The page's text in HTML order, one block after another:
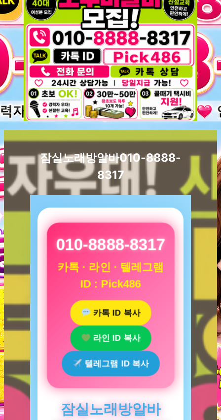
잠실노래방알바010-8888-
8317
010-8888-8317
카톡 · 라인 · 텔레그램
ID : Pick486
카톡 ID 복사
라인 ID 복사
텔레그램 ID 복사
잠실노래방알바